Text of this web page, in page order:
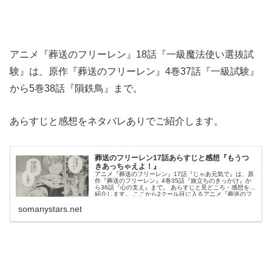
アニメ『葬送のフリーレン』18話『一級魔法使い選抜試
験』は、原作『葬送のフリーレン』4巻37話『一級試験』
から5巻38話『隕鉄鳥』まで。
あらすじと感想をネタバレありでご紹介します。
葬送のフリーレン17話あらすじと感想『もうつ
きあっちゃえよ！』
アニメ『葬送のフリーレン』17話『じゃあ元気で』は、原
作『葬送のフリーレン』4巻35話『旅立ちのきっかけ』か
ら36話『心の支え』まで。 あらすじと見どころ・感想をご
紹介します。 ここから2クール目に入るアニメ『葬送のフ
somanystars.net